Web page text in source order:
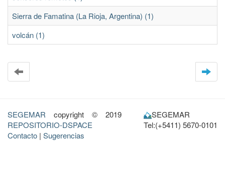
Sierra de Famatina (La Rioja, Argentina) (1)
volcán (1)
SEGEMAR copyright © 2019
REPOSITORIO-DSPACE
Contacto | Sugerencias
SEGEMAR
Tel:(+5411) 5670-0101